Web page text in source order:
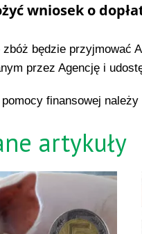
wniosek o
zbóż będzie przyjmować
przez Agencję i
finansowej należy
artykuły